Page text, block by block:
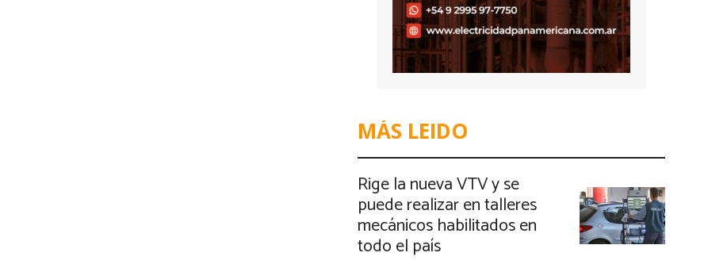
MÁS LEIDO
Rige la nueva VTV y se
puede realizar en talleres
mecánicos habilitados en
todo el país